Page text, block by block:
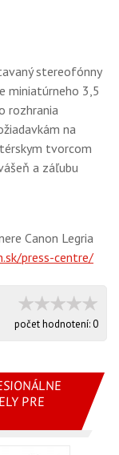
stereofónny
miniatúrneho 3,5
rozhrania
na
tvorcom
a záľubu
Canon Legria
press-centre/
počet hodnotení:0
PRE